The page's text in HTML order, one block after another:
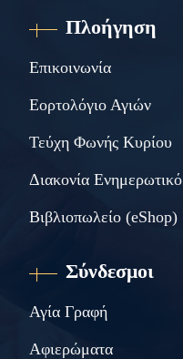
Πλοήγηση
Επικοινωνία
Εορτολόγιο Αγιών
Τεύχη Φωνής Κυρίου
Διακονία Ενημερωτικό
Βιβλιοπωλείο (eShop)
Σύνδεσμοι
Αγία Γραφή
Αφιερώματα